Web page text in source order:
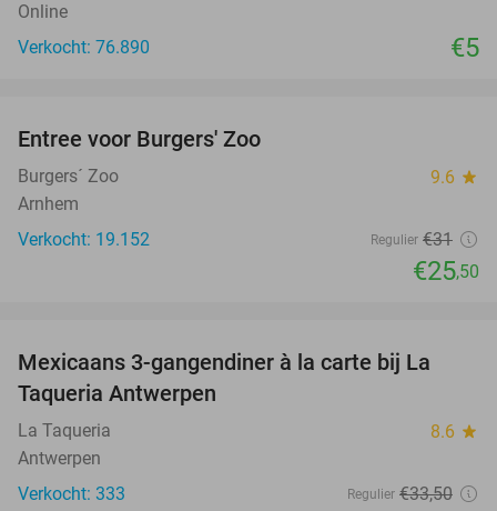
Online
Verkocht: 76.890
€5
Entree voor Burgers' Zoo
Burgers´ Zoo 9.6 star
Arnhem
Verkocht: 19.152
Regulier €31
€25,50
32%
Mexicaans 3-gangendiner à la carte bij La
Taqueria Antwerpen
La Taqueria 8.6 star
Antwerpen
Verkocht: 333
Regulier €33,50